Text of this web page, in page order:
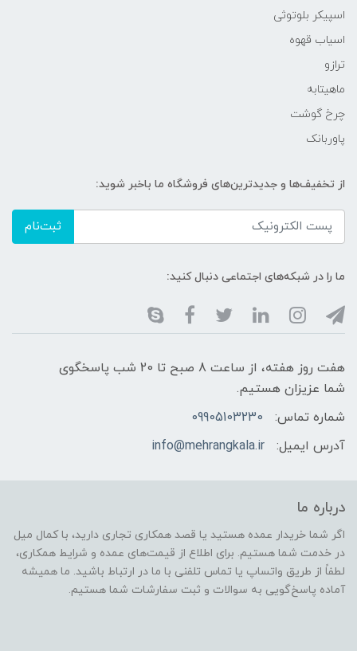
اسپیکر بلوتوثی
اسیاب قهوه
ترازو
ماهیتابه
چرخ گوشت
پاوربانک
از تخفیف‌ها و جدیدترین‌های فروشگاه ما باخبر شوید:
ثبت‌نام
ما را در شبکه‌های اجتماعی دنبال کنید:
هفت روز هفته، از ساعت 8 صبح تا 20 شب پاسخگوی
شما عزیزان هستیم.
شماره تماس:
09905103230
آدرس ایمیل:
info@mehrangkala.ir
درباره ما
اگر شما خریدار عمده هستید یا قصد همکاری تجاری دارید، با کمال میل
در خدمت شما هستیم. برای اطلاع از قیمت‌های عمده و شرایط همکاری،
لطفاً از طریق واتساپ یا تماس تلفنی با ما در ارتباط باشید. ما همیشه
آماده پاسخ‌گویی به سوالات و ثبت سفارشات شما هستیم.